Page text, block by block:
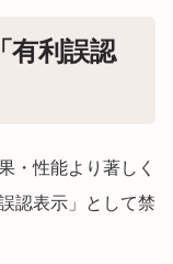
有利誤認
・性能より著しく
認表示」として禁